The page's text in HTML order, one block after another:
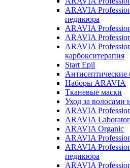
ARAVIA
педикюра
ARAVIA
ARAVIA
ARAVIA
карбокситерапия
Start Epil
Антисептические
Наборы ARAVIA
Тканевые маски
Уход за волосами
ARAVIA
ARAVIA
ARAVIA Organic
ARAVIA
ARAVIA
педикюра
ARAVIA